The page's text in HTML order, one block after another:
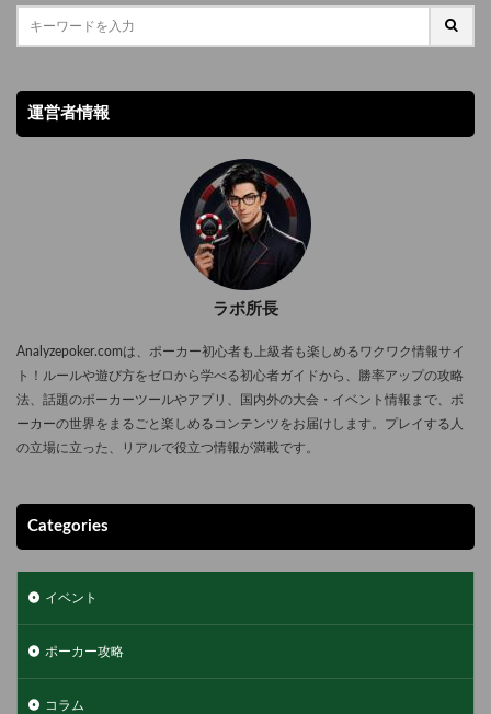
進化を続けています。 合法的にプレイできる州はまだ限られています
が、政府公認サイトを利用すれば、安全かつ本格的な対戦を体験できま
合った環境でアメリカ ポーカーの魅力を味わってみてください。
ェスター・スタローン）との対決の機会を得ます。ゲームが進むにつれ
て裏切りや駆け引きが入り乱れ、誰が最後の勝者になるのかが大きな見
ン・ニーマン自身がポーカー愛好家であり、リアルなカード捌きや臨場
トーナメント「ザ・グランド」を舞台にしたコメディ作品です。 多額の
借金を抱える主人公ゲリーをはじめ、個性豊かなキャラクターたちが一
堂に会し、勝利を目指して戦います。それぞれのキャラクターが持つバ
ックグラウンドや思惑が交錯し、ポーカーゲームの緊張感とユーモラス
なやりとりが絶妙に融合しています。 また、作品中ではブラックジャッ
になっています。単なるギャンブル映画ではなく、人間模様や友情も描
かれており、幅広い層が楽しめる作品です。 ⑤カジノ・ロワイヤル
『カジノ・ロワイヤル』は、ジェームズ・ボンドシリーズの中でも特に
有名な作品で、ポーカーが物語の重要な舞台となっています。 ダニエ
ル・クレイグ演じるボンドが、テロ資金を調達する悪役ル・シッフルと
ハイステークスのポーカーで対決するシーンは、シリーズ屈指の名場面
ます。また、敗北を経験するボンドの姿は従来の作品には少なく、リア
今回紹介した5作品はいずれも、ポーカーを通じてスリルや感動を与え
を学ぶこともできるため、プレイヤーにとっては参考になります。これ
からポーカーを始めたい人にとっても、臨場感を味わいながら理解を深
められる絶好の機会になるでしょう。映画とポーカーの融合が生み出す
の人物モリー・ブルームの自伝を原作にしています。スキー選手として
の道を断たれたモリーは、ニューヨークやハリウッドでセレブや富豪を
やかな世界の裏に潜む危険や駆け引きが生々しく映し出されています。
ーマが見どころです。特に印象的なのは、モリーがゲームを仕切る冷静
なプロフェッショナリズムと、参加者の駆け引きに隠された人間模様で
す。 Molly’s Gameの魅力ポイント この作品は、単なるポーカー映画と
いう枠を超え、「野心」「リスク」「倫理」といった普遍的なテーマを
観客に突きつける力を持っています。 High Roller: The Stu Ungar Story
説的プレイヤー、スタジ・アンガーの波乱万丈の人生を描いた伝記映画
です。 アンガーはジンラミーとポーカーの両方で天才的な実力を発揮
し、世界的なタイトルを数々獲得しました。しかしその一方で、薬物依
存や金銭トラブルに苦しみ、46歳という若さでこの世を去っています。
映画では彼の栄光と転落が丁寧に描かれ、卓越した才能と同時に人間の
弱さも浮き彫りにされます。主演はマイケル・インペリオリで、ナレー
リアルに感じられる作品です。単なる成功物語ではなく、ポーカーと人
にわずか86ドルで参加し、世界最大の大会であるワールドシリーズ・オ
ブ・ポーカー（WSOP）のメインイベントに出場。そして最終的に優勝
し、250万ドル以上の賞金を獲得しました。この出来事は「マネーメー
運営者情報
ラボ所長
Analyzepoker.comは、ポーカー初心者も上級者も楽しめるワクワク情報サイ
ト！ルールや遊び方をゼロから学べる初心者ガイドから、勝率アップの攻略
法、話題のポーカーツールやアプリ、国内外の大会・イベント情報まで、ポ
ーカーの世界をまるごと楽しめるコンテンツをお届けします。プレイする人
の立場に立った、リアルで役立つ情報が満載です。
Categories
イベント
ポーカー攻略
コラム